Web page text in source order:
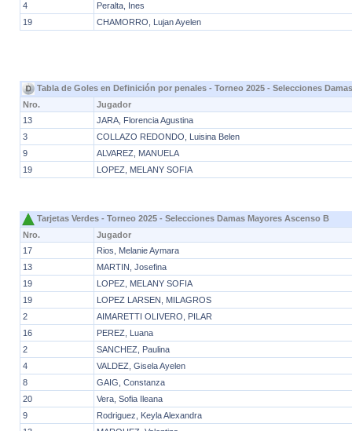
4
Peralta, Ines
19
CHAMORRO, Lujan Ayelen
Tabla de Goles en Definición por penales - Torneo 2025 - Selecciones
Nro.
Jugador
13
JARA, Florencia Agustina
3
COLLAZO REDONDO, Luisina Belen
9
ALVAREZ, MANUELA
19
LOPEZ, MELANY SOFIA
Tarjetas Verdes - Torneo 2025 - Selecciones Damas Mayores Ascenso B
Nro.
Jugador
17
Rios, Melanie Aymara
13
MARTIN, Josefina
19
LOPEZ, MELANY SOFIA
19
LOPEZ LARSEN, MILAGROS
2
AIMARETTI OLIVERO, PILAR
16
PEREZ, Luana
2
SANCHEZ, Paulina
4
VALDEZ, Gisela Ayelen
8
GAIG, Constanza
20
Vera, Sofia Ileana
9
Rodriguez, Keyla Alexandra